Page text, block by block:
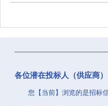
各位潜在投标人（供应商）
您【当前】浏览的是招标